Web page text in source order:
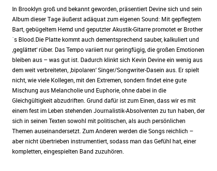
In Brooklyn groß und bekannt geworden, präsentiert Devine sich und sein
Album dieser Tage äußerst adäquat zum eigenen Sound: Mit gepflegtem
Bart, gebügeltem Hemd und geputzter Akustik-Gitarre promotet er Brother
´s Blood.Die Platte kommt auch dementsprechend sauber, kalkuliert und
‚geglättet‘ rüber. Das Tempo variiert nur geringfügig, die großen Emotionen
bleiben aus – was gut ist. Dadurch klinkt sich Kevin Devine ein wenig aus
dem weit verbreiteten, ‚bipolaren‘ Singer/Songwriter-Dasein aus. Er spielt
nicht, wie viele Kollegen, mit den Extremen, sondern findet eine gute
Mischung aus Melancholie und Euphorie, ohne dabei in die
Gleichgültigkeit abzudriften. Grund dafür ist zum Einen, dass wir es mit
einem fest im Leben stehenden Journalistik-Absolventen zu tun haben, der
sich in seinen Texten sowohl mit politischen, als auch persönlichen
Themen auseinandersetzt. Zum Anderen werden die Songs reichlich –
aber nicht übertrieben instrumentiert, sodass man das Gefühl hat, einer
kompletten, eingespielten Band zuzuhören.